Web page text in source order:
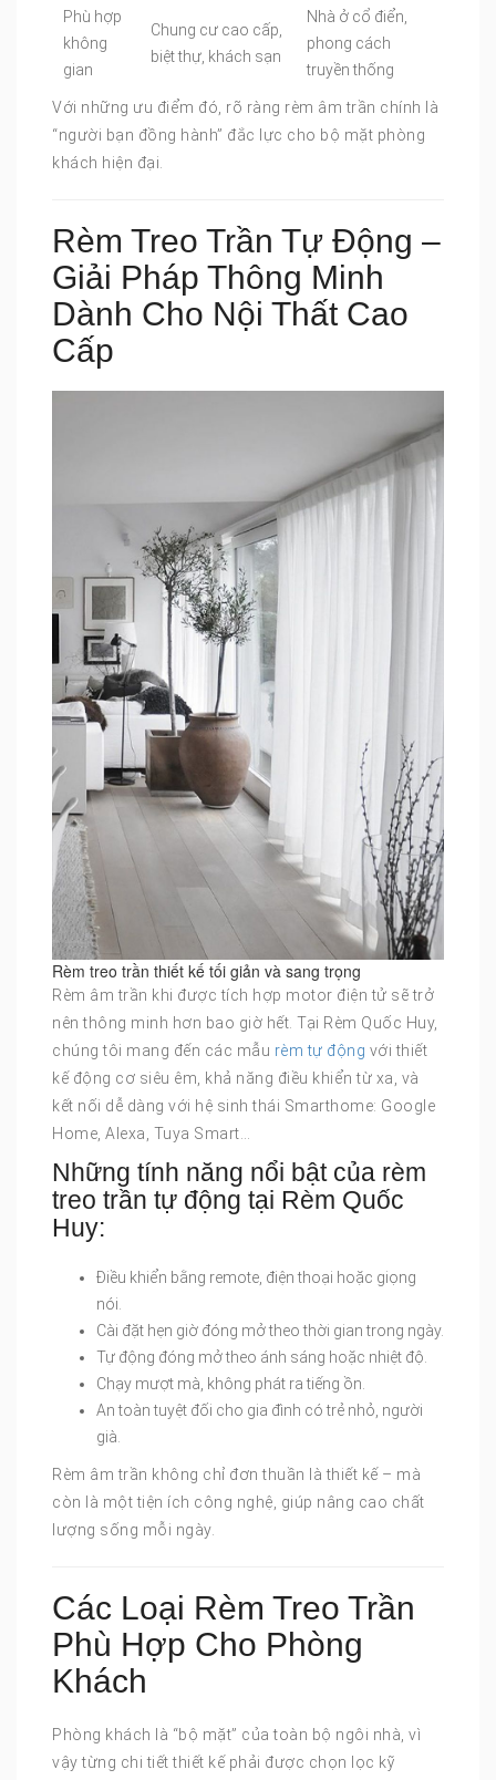
Phù hợp
không
gian
Chung cư cao cấp,
biệt thự, khách sạn
Nhà ở cổ điển,
phong cách
truyền thống
Với những ưu điểm đó, rõ ràng rèm âm trần chính là
“người bạn đồng hành” đắc lực cho bộ mặt phòng
khách hiện đại.
Rèm Treo Trần Tự Động –
Giải Pháp Thông Minh
Dành Cho Nội Thất Cao
Cấp
Rèm treo trần thiết kế tối giản và sang trọng
Rèm âm trần khi được tích hợp motor điện tử sẽ trở
nên thông minh hơn bao giờ hết. Tại Rèm Quốc Huy,
chúng tôi mang đến các mẫu rèm tự động với thiết
kế động cơ siêu êm, khả năng điều khiển từ xa, và
kết nối dễ dàng với hệ sinh thái Smarthome: Google
Home, Alexa, Tuya Smart…
Những tính năng nổi bật của rèm
treo trần tự động tại Rèm Quốc
Huy:
Điều khiển bằng remote, điện thoại hoặc giọng
nói.
Cài đặt hẹn giờ đóng mở theo thời gian trong ngày.
Tự động đóng mở theo ánh sáng hoặc nhiệt độ.
Chạy mượt mà, không phát ra tiếng ồn.
An toàn tuyệt đối cho gia đình có trẻ nhỏ, người
già.
Rèm âm trần không chỉ đơn thuần là thiết kế – mà
còn là một tiện ích công nghệ, giúp nâng cao chất
lượng sống mỗi ngày.
Các Loại Rèm Treo Trần
Phù Hợp Cho Phòng
Khách
Phòng khách là “bộ mặt” của toàn bộ ngôi nhà, vì
vậy từng chi tiết thiết kế phải được chọn lọc kỹ